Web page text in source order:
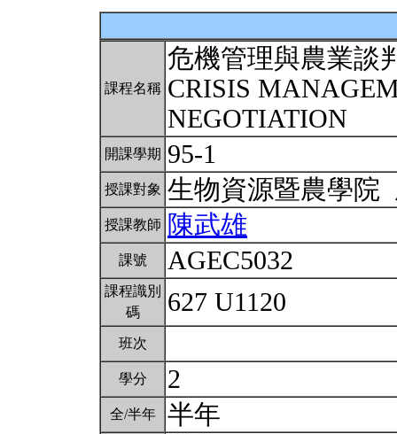
課程名稱
危機管理與農業談
CRISIS
NEGOTIATION
開課學期 95-1
授課對象 生物資源暨農學
授課教師 陳武雄
課號 AGEC5032
課程識別
碼
627 U1120
班次
學分 2
全/半年 半年